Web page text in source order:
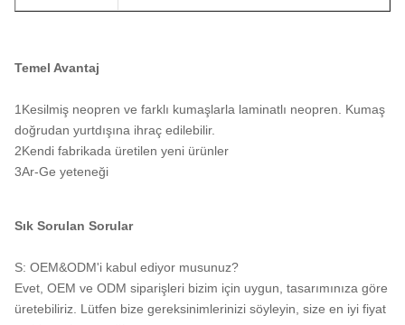
Temel Avantaj
1Kesilmiş neopren ve farklı kumaşlarla laminatlı neopren. Kumaş
doğrudan yurtdışına ihraç edilebilir.
2Kendi fabrikada üretilen yeni ürünler
3Ar-Ge yeteneği
Sık Sorulan Sorular
S: OEM&ODM'i kabul ediyor musunuz?
Evet, OEM ve ODM siparişleri bizim için uygun, tasarımınıza göre
üretebiliriz. Lütfen bize gereksinimlerinizi söyleyin, size en iyi fiyat